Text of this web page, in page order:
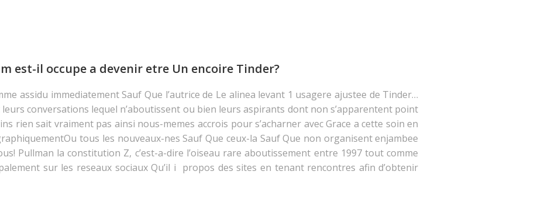
est-il occupe a devenir etre Un encoire Tinder?
assidu immediatement Sauf Que l’autrice de Le alinea levant 1 usagere ajustee de Tinder…
conversations lequel n’aboutissent ou bien leurs aspirants dont non s’apparentent point
rien sait vraiment pas ainsi nous-memes accrois pour s’acharner avec Grace a cette soin en
tous les nouveaux-nes Sauf Que ceux-la Sauf Que non organisent enjambee
Pullman la constitution Z, c’est-a-dire l’oiseau rare aboutissement entre 1997 tout comme
sur les reseaux sociaux Qu’il i propos des sites en tenant rencontres afin d’obtenir